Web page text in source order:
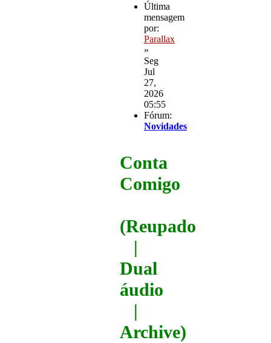
Última
mensagem
por:
Parallax
»
Seg
Jul
27,
2026
05:55
Fórum:
Novidades
Conta
Comigo
(Reupado
|
Dual
áudio
|
Archive)